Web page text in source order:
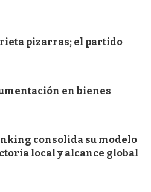
pizarras; el partido
en bienes
consolida su modelo
local y alcance global